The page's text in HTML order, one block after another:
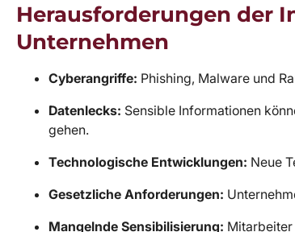
Herausforderungen der
Unternehmen
Cyberangriffe: Phishing, Malware und
Datenlecks: Sensible Informationen
gehen.
Technologische Entwicklungen: Neue
Gesetzliche Anforderungen:
Mangelnde Sensibilisierung: